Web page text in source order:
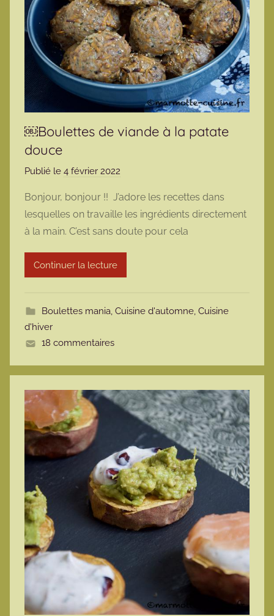
￼Boulettes de viande à la patate
douce
Publié le 4 février 2022
r
m
a
r
t
Bonjour, bonjour !! J’adore les recettes dans
lesquelles on travaille les ingrédients directement
à la main. C’est sans doute pour cela
Continuer la lecture
Boulettes mania, Cuisine d'automne, Cuisine
d'hiver
18 commentaires